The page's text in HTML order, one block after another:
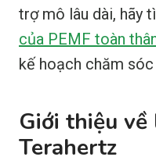
trợ mô lâu dài, hãy
của PEMF toàn
kế hoạch chăm
Giới thiệu
Terahertz